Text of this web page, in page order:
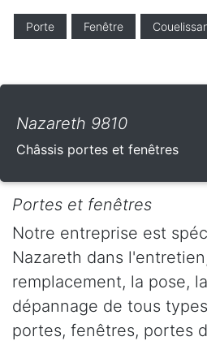
Porte Fenêtre
Nazareth 9810
Châssis portes et fenêtres
Portes et fenêtres
Notre entreprise est
Nazareth dans
remplacement, la pose,
dépannage de tous
portes, fenêtres, portes